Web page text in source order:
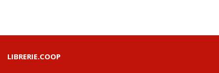
LIBRERIE.COOP